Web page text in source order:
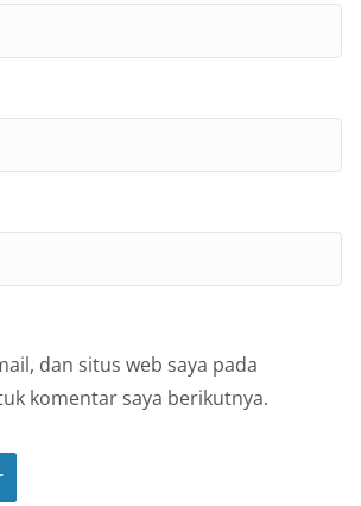
dan situs web saya pada
komentar saya berikutnya.